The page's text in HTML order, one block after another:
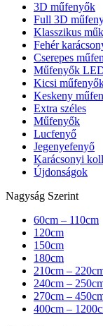
3D műfenyők
Full 3D
Klasszikus
Fehér
Cserepes
Műfenyők
Kicsi
Keskeny
Extra széles
Műfenyők
Lucfenyő
Jegenyefenyő
Karácsonyi
Újdonságok
Nagyság Szerint
60cm – 110cm
120cm
150cm
180cm
210cm –
240cm –
270cm –
400cm –